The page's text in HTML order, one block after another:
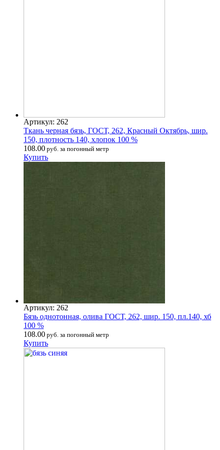
Артикул: 262
Ткань черная бязь, ГОСТ, 262, Красный Октябрь, шир.
150, плотность 140, хлопок 100 %
108.00 руб. за погонный метр
Купить
Артикул: 262
Бязь однотонная, олива ГОСТ, 262, шир. 150, пл.140, хб
100 %
108.00 руб. за погонный метр
Купить